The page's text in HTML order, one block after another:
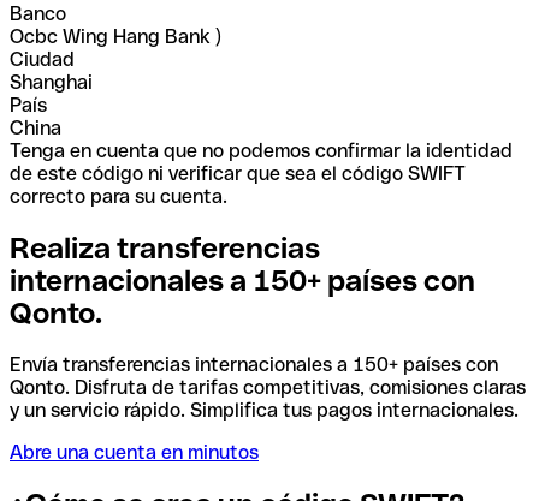
Banco
Ocbc Wing Hang Bank )
Ciudad
Shanghai
País
China
Tenga en cuenta que no podemos confirmar la identidad
de este código ni verificar que sea el código SWIFT
correcto para su cuenta.
Realiza transferencias
internacionales a 150+ países con
Qonto.
Envía transferencias internacionales a 150+ países con
Qonto. Disfruta de tarifas competitivas, comisiones claras
y un servicio rápido. Simplifica tus pagos internacionales.
Abre una cuenta en minutos